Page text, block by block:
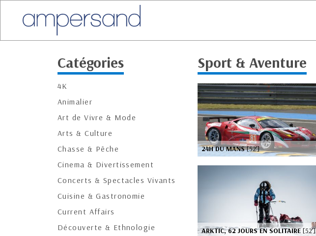
Catégories
4K
Animalier
Art de Vivre & Mode
Arts & Culture
Chasse & Pêche
Cinema & Divertissement
Concerts & Spectacles Vivants
Cuisine & Gastronomie
Current Affairs
Découverte & Ethnologie
Sport & Aventure
24H DU MANS[52’]
ARKTIC, 62 JOURS EN SOLITAIRE[52’]